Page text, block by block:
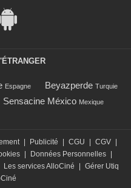
Espagne Beyazperde Turquie
Sensacine México Mexique
| Publicité | CGU | CGV |
| Données Personnelles |
Les services AlloCiné | Gérer Utiq